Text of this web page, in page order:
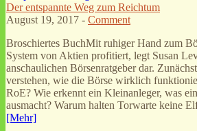
Der entspannte Weg zum Reichtum
August 19, 2017 - Comment
Broschiertes BuchMit ruhiger Hand zum
System von Aktien profitiert, legt Susan
anschaulichen Börsenratgeber dar.
verstehen, wie die Börse wirklich
RoE? Wie erkennt ein Kleinanleger, was
ausmacht? Warum halten Torwarte keine
[Mehr]